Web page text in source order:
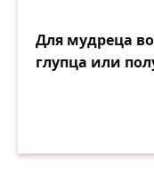
Для мудреца
глупца или